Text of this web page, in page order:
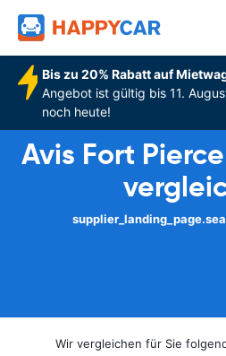
Bis zu 20% Rabatt auf
Angebot ist gültig bis 11.
noch heute!
Avis Fort
Wir vergleichen für Sie